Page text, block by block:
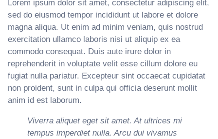
Lorem ipsum dolor sit amet, consectetur adipiscing elit,
sed do eiusmod tempor incididunt ut labore et dolore
magna aliqua. Ut enim ad minim veniam, quis nostrud
exercitation ullamco laboris nisi ut aliquip ex ea
commodo consequat. Duis aute irure dolor in
reprehenderit in voluptate velit esse cillum dolore eu
fugiat nulla pariatur. Excepteur sint occaecat cupidatat
non proident, sunt in culpa qui officia deserunt mollit
anim id est laborum.
Viverra aliquet eget sit amet. At ultrices mi
tempus imperdiet nulla. Arcu dui vivamus